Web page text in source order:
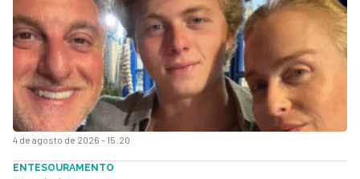
4 de agosto de 2026 - 15:20
ENTESOURAMENTO